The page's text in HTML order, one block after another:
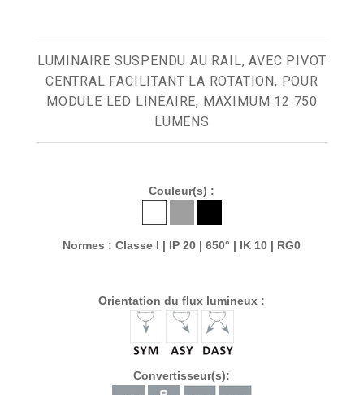
LUMINAIRE SUSPENDU AU RAIL, AVEC PIVOT
CENTRAL FACILITANT LA ROTATION, POUR
MODULE LED LINÉAIRE, MAXIMUM 12 750
LUMENS
Couleur(s) :
Normes : Classe I | IP 20 | 650° | IK 10 | RG0
Orientation du flux lumineux :
Convertisseur(s):